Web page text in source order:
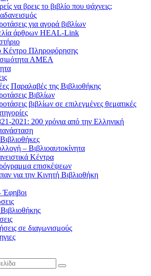
να βρεις το βιβλίο που ψάχνεις;
για αγορά βιβλίων
άρθρων HEAL-Link
Κέντρο Πληροφόρησης
ΑΜΕΑ
Παραλαβές της Βιβλιοθήκης
Βιβλίων
βιβλίων σε επιλεγμένες θεματικές
2021: 200 χρόνια από την Ελληνική
– Βιβλιοαυτοκίνητα
Κέντρα
επισκέψεων
για την Κινητή Βιβλιοθήκη
Έφηβοι
σε διαγωνισμούς